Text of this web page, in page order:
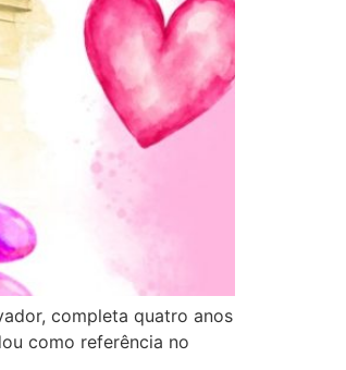
completa quatro anos
como referência no